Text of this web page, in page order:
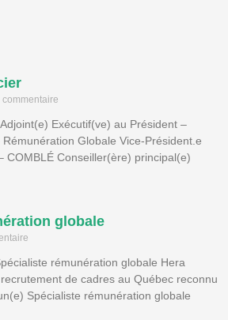
commentaire
Exécutif(ve) au Président –
Globale Vice-Président.e
COMBLÉ Conseiller(ère) principal(e)
globale
rémunération globale Hera
de cadres au Québec reconnu
Spécialiste rémunération globale